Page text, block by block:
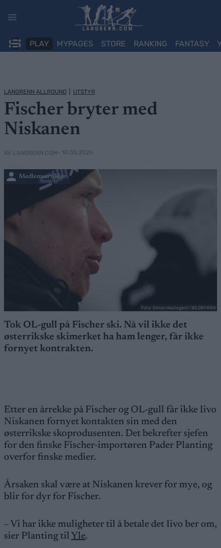
PLAY MYPAGES STORE RANKING FANTASY
LANGRENN ALLROUND UTSTYR
Fischer bryter med
Niskanen
AV LANGRENN.COM • 10.05.2026
Medlemsartikler
Foto: Simon Hastegård / BILDBYRÅN
Tok OL-gull på Fischer ski. Nå vil ikke det
østerrikske skimerket ha ham lenger, får ikke
fornyet kontrakten.
Etter en årrekke på Fischer og OL-gull får ikke Iivo
Niskanen fornyet kontakten sin med den
østerrikske skoprodusenten. Det bekrefter sjefen
for den finske Fischer-importøren Pader Planting
overfor finske medier.
Årsaken skal være at Niskanen krever for mye, og
blir for dyr for Fischer.
– Vi har ikke muligheter til å betale det Iivo ber om,
sier Planting til Yle.